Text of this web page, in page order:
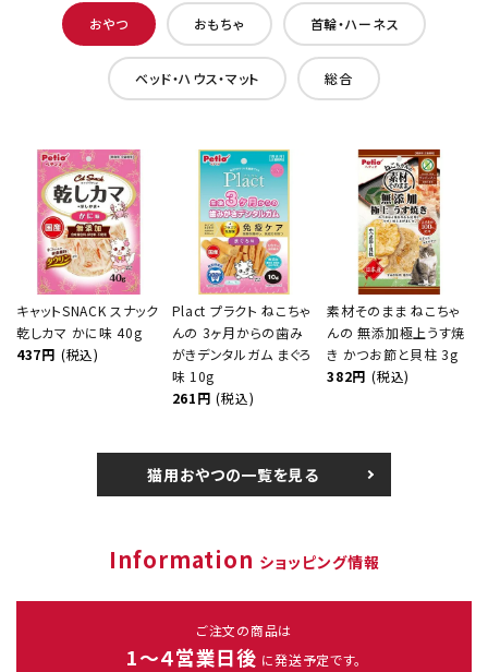
おやつ おもちゃ 首輪・ハーネス
ベッド・ハウス・マット 総合
キャットSNACK スナック
乾しカマ かに味 40g
437円 (税込)
Plact プラクト ねこちゃ
んの 3ヶ月からの歯み
がきデンタルガム まぐろ
味 10g
261円 (税込)
素材そのまま ねこちゃ
んの 無添加極上うす焼
き かつお節と貝柱 3g
382円 (税込)
猫用おやつの一覧を見る
Information ショッピング情報
ご注文の商品は
1～４営業日後 に発送予定です。